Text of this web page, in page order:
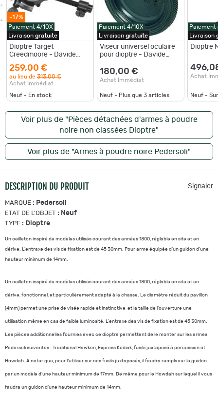
-17%
Paiement 4/10X
Livraison gratuite
Dioptre Target
Creedmoore - Davide
259,00 €
au lieu de 313,00 €
Achat Immédiat
Neuf - En stock
Paiement 4/10X
Livraison gratuite
Viseur universel oculaire
pour dioptre - Davide
180,00 €
Achat Immédiat
Neuf - Plus que 3 articles
Paiement
Livraison
Dioptre
Achat
Neuf -
Voir plus de "Pièces détachées d'armes à poudre
noire non classées Dioptre"
Voir plus de "Armes à poudre noire Pedersoli"
DESCRIPTION DU PRODUIT Signaler
MARQUE : Pedersoli
ETAT DE L'OBJET : Neuf
TYPE : Dioptre
Un oeilleton inspiré de modèles utilisés courant des années 1800, réglable en site et en
dérive. L'entraxe des vis de fixation est de 45,30mm. Pour arme équipée d'un guidon d'une
hauteur minimum de 14mm.
Un oeilleton inspiré de modèles utilisés courant des années 1800, réglable en site et en
dérive, fonctionnel, et particulièrement adapté à la chasse. Le diamètre réduit du pavillon
(4mm) permet une prise de visée rapide et instinctive, et la taille de l'ouverture une
utilisation même en cas de faible luminosité. L'entraxe des vis de fixation est de 45,30mm.
Les pièces additionnelles fournies avec ce dioptre permettent de le monter sur les armes
Pedersoli suivantes : Traditional Hawken, Express Kodiak, fusils juxtaposé à percussion et
Howdah. A noter que, pour l'utiliser sur nos fusils juxtaposés, il faudra remplacer le guidon
par un modèle d'une hauteur minimum de 17mm. De même pour le Howdah sur lequel il vous
faudra un guidon d'une hauteur minimum de 14mm.